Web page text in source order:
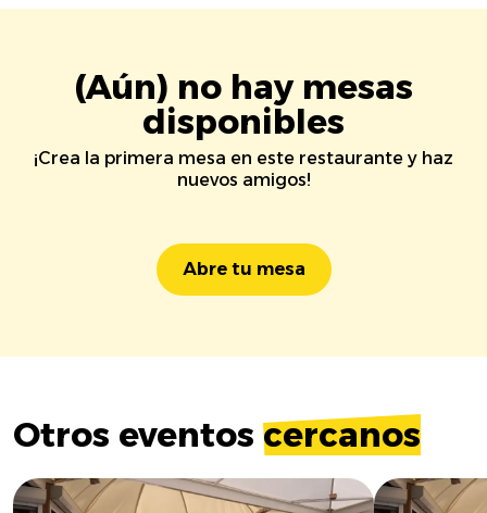
(Aún) no hay mesas
disponibles
¡Crea la primera mesa en este restaurante y haz
nuevos amigos!
Abre tu mesa
Otros eventos cercanos